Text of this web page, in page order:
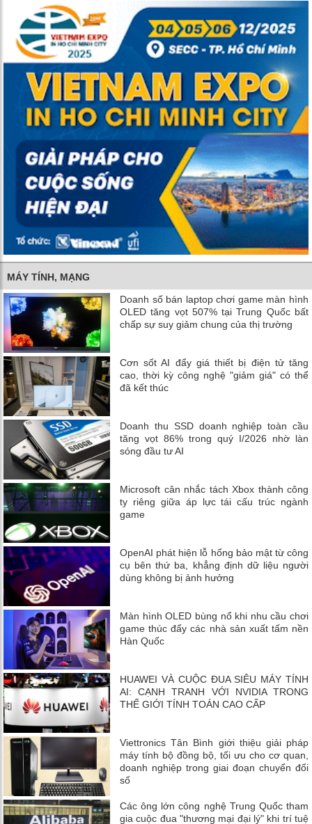
MÁY TÍNH, MẠNG
Doanh số bán laptop chơi game màn hình
OLED tăng vọt 507% tại Trung Quốc bất
chấp sự suy giảm chung của thị trường
Cơn sốt AI đẩy giá thiết bị điện tử tăng
cao, thời kỳ công nghệ "giảm giá" có thể
đã kết thúc
Doanh thu SSD doanh nghiệp toàn cầu
tăng vọt 86% trong quý I/2026 nhờ làn
sóng đầu tư AI
Microsoft cân nhắc tách Xbox thành công
ty riêng giữa áp lực tái cấu trúc ngành
game
OpenAI phát hiện lỗ hổng bảo mật từ công
cụ bên thứ ba, khẳng định dữ liệu người
dùng không bị ảnh hưởng
Màn hình OLED bùng nổ khi nhu cầu chơi
game thúc đẩy các nhà sản xuất tấm nền
Hàn Quốc
HUAWEI VÀ CUỘC ĐUA SIÊU MÁY TÍNH
AI: CẠNH TRANH VỚI NVIDIA TRONG
THẾ GIỚI TÍNH TOÁN CAO CẤP
Viettronics Tân Bình giới thiệu giải pháp
máy tính bộ đồng bộ, tối ưu cho cơ quan,
doanh nghiệp trong giai đoạn chuyển đổi
số
Các ông lớn công nghệ Trung Quốc tham
gia cuộc đua "thương mại đại lý" khi trí tuệ